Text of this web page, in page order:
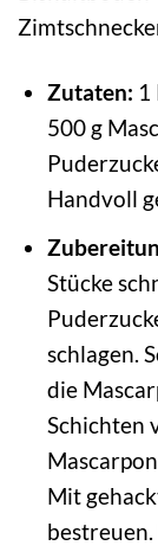
Zutaten: 1
500 g
Handvoll
Stücke
schlagen.
die
Schichten
Mit